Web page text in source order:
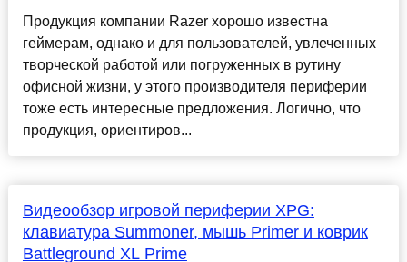
Продукция компании Razer хорошо известна
геймерам, однако и для пользователей, увлеченных
творческой работой или погруженных в рутину
офисной жизни, у этого производителя периферии
тоже есть интересные предложения. Логично, что
продукция, ориентиров...
Видеообзор игровой периферии XPG:
клавиатура Summoner, мышь Primer и коврик
Battleground XL Prime